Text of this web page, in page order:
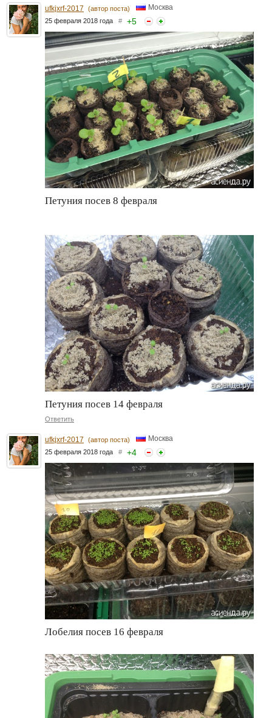
ufkjxrf-2017 (автор поста) Москва
25 февраля 2018 года # +5
Петуния посев 8 февраля
Петуния посев 14 февраля
Ответить
ufkjxrf-2017 (автор поста) Москва
25 февраля 2018 года # +4
Лобелия посев 16 февраля